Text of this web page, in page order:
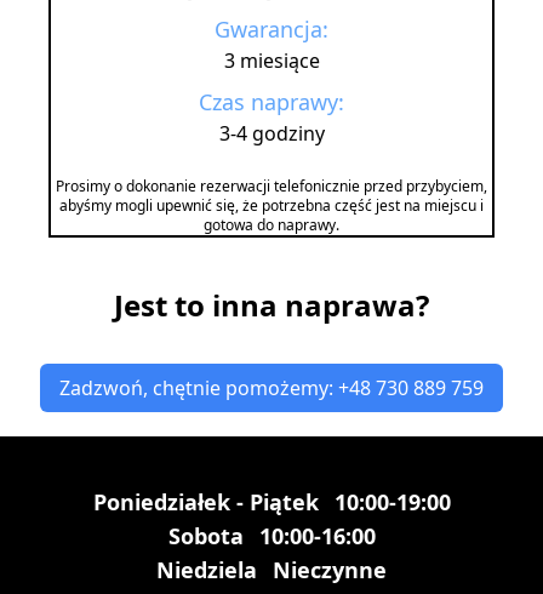
Gwarancja:
3 miesiące
Czas naprawy:
3-4 godziny
Prosimy o dokonanie rezerwacji telefonicznie przed przybyciem,
abyśmy mogli upewnić się, że potrzebna część jest na miejscu i
gotowa do naprawy.
Jest to inna naprawa?
Zadzwoń, chętnie pomożemy: +48 730 889 759
Poniedziałek - Piątek 10:00-19:00
Sobota
10:00-16:00
Niedziela
Nieczynne